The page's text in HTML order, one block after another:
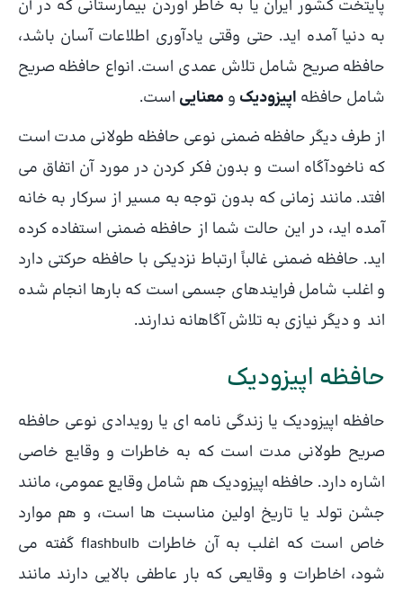
پایتخت کشور ایران یا به خاطر آوردن بیمارستانی که در آن
به دنیا آمده اید. حتی وقتی یادآوری اطلاعات آسان باشد،
حافظه صریح شامل تلاش عمدی است. انواع حافظه صریح
شامل حافظه اپیزودیک و معنایی است.
از طرف دیگر حافظه ضمنی نوعی حافظه طولانی مدت است
که ناخودآگاه است و بدون فکر کردن در مورد آن اتفاق می
افتد. مانند زمانی که بدون توجه به مسیر از سرکار به خانه
آمده اید، در این حالت شما از حافظه ضمنی استفاده کرده
اید. حافظه ضمنی غالباً ارتباط نزدیکی با حافظه حرکتی دارد
و اغلب شامل فرایندهای جسمی است که بارها انجام شده
اند و دیگر نیازی به تلاش آگاهانه ندارند.
حافظه اپیزودیک
حافظه اپیزودیک یا زندگی نامه ای یا رویدادی نوعی حافظه
صریح طولانی مدت است که به خاطرات و وقایع خاصی
اشاره دارد. حافظه اپیزودیک هم شامل وقایع عمومی، مانند
جشن تولد یا تاریخ اولین مناسبت ها است، و هم موارد
خاص است که اغلب به آن خاطرات flashbulb گفته می
شود، اخاطرات و وقایعی که بار عاطفی بالایی دارند مانند